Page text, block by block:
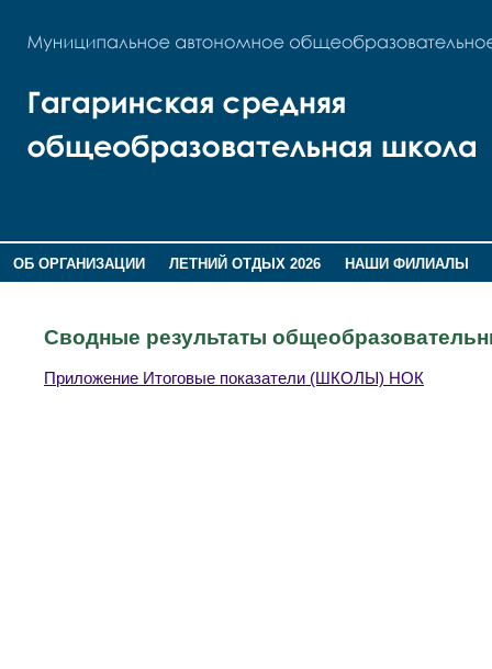
ОБ ОРГАНИЗАЦИИ ЛЕТНИЙ ОТДЫХ 2026
НАШИ ФИЛИАЛЫ
Сводные результаты
Приложение Итоговые показатели (ШКОЛЫ) НОК